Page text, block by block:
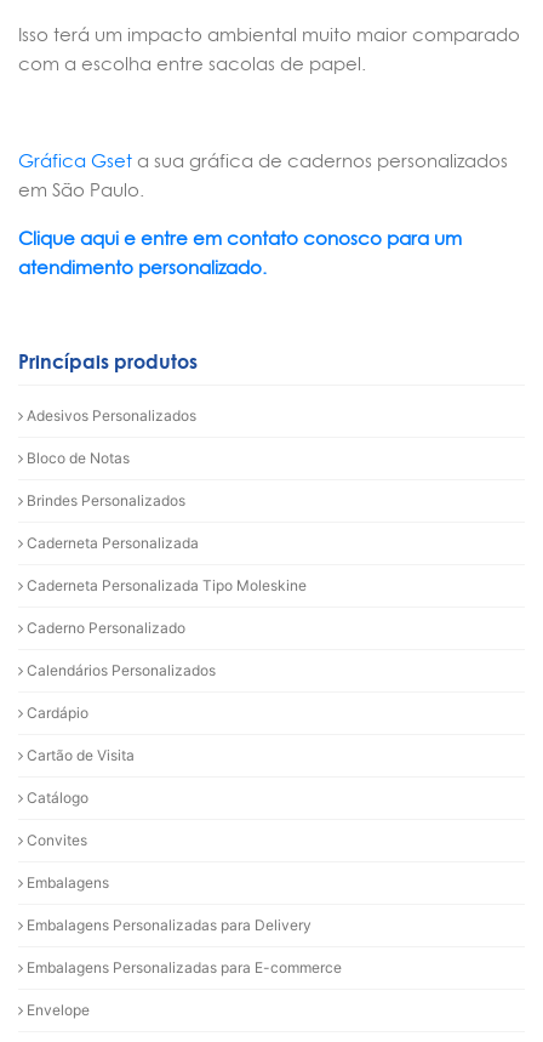
Isso terá um impacto ambiental muito maior comparado
com a escolha entre sacolas de papel.
Gráfica Gset a sua gráfica de cadernos personalizados
em São Paulo.
Clique aqui e entre em contato conosco para um
atendimento personalizado.
Princípais produtos
Adesivos Personalizados
Bloco de Notas
Brindes Personalizados
Caderneta Personalizada
Caderneta Personalizada Tipo Moleskine
Caderno Personalizado
Calendários Personalizados
Cardápio
Cartão de Visita
Catálogo
Convites
Embalagens
Embalagens Personalizadas para Delivery
Embalagens Personalizadas para E-commerce
Envelope